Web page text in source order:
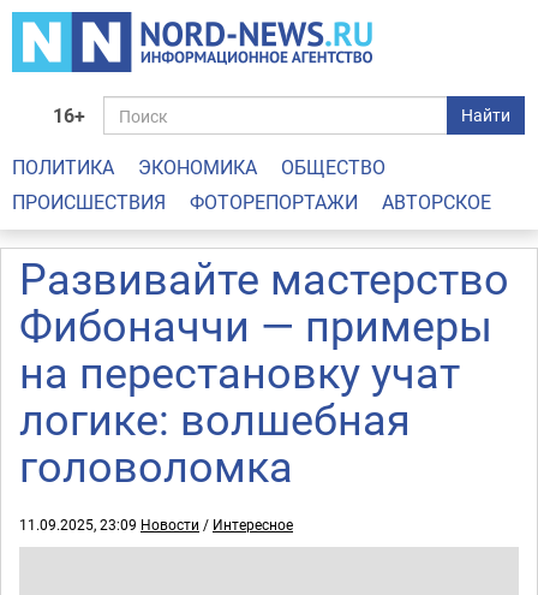
16+ Найти
ПОЛИТИКА ЭКОНОМИКА
ОБЩЕСТВО
ПРОИСШЕСТВИЯ
ФОТОРЕПОРТАЖИ АВТОРСКОЕ
Развивайте мастерство
Фибоначчи — примеры
на перестановку учат
логике: волшебная
головоломка
11.09.2025, 23:09 Новости / Интересное